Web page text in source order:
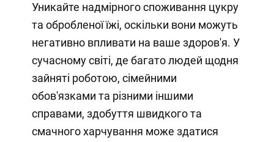
Уникайте надмірного споживання цукру
та обробленої їжі, оскільки вони можуть
негативно впливати на ваше здоров'я. У
сучасному світі, де багато людей щодня
зайняті роботою, сімейними
обов'язками та різними іншими
справами, здобуття швидкого та
смачного харчування може здатися